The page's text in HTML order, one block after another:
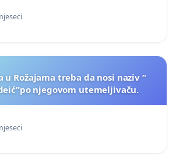
u Rožajama treba da nosi naziv “
njegovom utemeljivaču.